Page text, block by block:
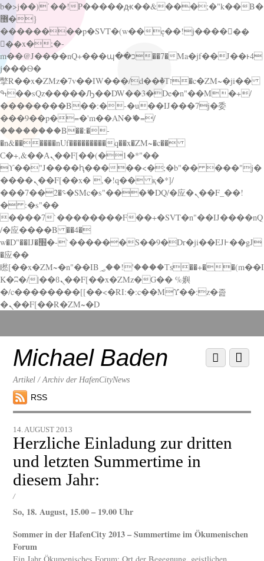
b�>j��)΄��!P�����ԫ��&���;�"k��B�
޶�}
��������p�SVT�(w��ę��!j������
��x�;�-
m��@J����nQ+���պ��כ��7�Ma�jf��J��ͱ4
j���Ѳ�
撆R��x�ZMz�7v��IW���/d��ٞ�Тז�c�ZM~�ji��
ߒ��sQz�����Ԡ��DW��3�De�n"��M�+/
��������B��:�-�u��IJ���7j�委
���9��p�=�'m��AN�ޭ�=/
��������B��:�-
�n&������nUf���������q��x�ZM~�c��
Ϲ�+,&��Ὰܢ��F[��(�1�*"��
ϒ��"J����ԧ�����<�;�b"�� ���"j�
����ܢ��F[��x� ,�!q�� қ�*]/
���؝�2��7�SMc�s"���ޭ�DQ/�应�ܢ��F_��!
� :�s"��
����7`��������F��+�SVT�n"��IJ����nQ
/�应����B ��4�
w�D"��IJ�׭�-`������S��9�Dr�ji��EJ߅��gJ
�应��
矁[��x�ZM~�n"��IB؃��!'����Тѕ��+��(m��I
K�ʭ�/|��ϐܢ��F[��x�ZMz�G�� %嬩
�/c��������[[��<�RI:�:c��MΎ��:z�졾
�ܢ��F[��R�ZM~�D
down
contentMichael Baden
Artikel / Archiv der HafenCityNews
RSS
Menu
Scroll
down
14. AUGUST 2013
Herzliche Einladung zur dritten
und letzten Summertime in
diesem Jahr:
/
So, 18. August, 15.00 – 19.00 Uhr
Sommer in der HafenCity 2013 –Summertime im Ökumenischen
Forum